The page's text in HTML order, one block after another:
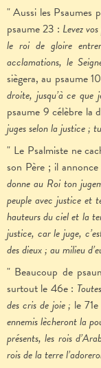
" Aussi les Psaumes
psaume 23 : Levez
le roi de gloire
acclamations, le
siègera, au psaume
droite, jusqu’à ce que
psaume 9 célèbre la
juges selon la justice ;
" Le Psalmiste ne
son Père ; il
donne au Roi ton
peuple avec justice et
hauteurs du ciel et la
justice, car le juge,
des dieux ; au milieu
" Beaucoup de
surtout le 46e :
des cris de joie ; le
ennemis lècheront la
présents, les rois
rois de la terre